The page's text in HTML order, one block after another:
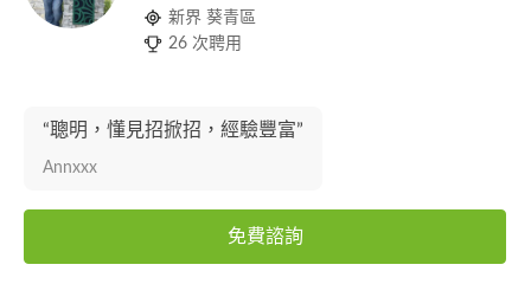
新界 葵青區
26 次聘用
“聰明，懂見招掀招，經驗豐富”
Annxxx
免費諮詢